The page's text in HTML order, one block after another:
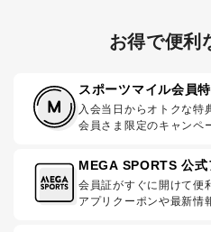
お得で便利
スポーツマイル会員
入会当日からオトクな特
会員さま限定のキャンペ
MEGA SPORTS 公式
会員証がすぐに開けて便
アプリクーポンや最新情